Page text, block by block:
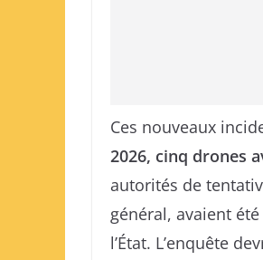
Ces nouveaux
2026, cinq drones
autorités de
général, avaient
l’État. L’enquête